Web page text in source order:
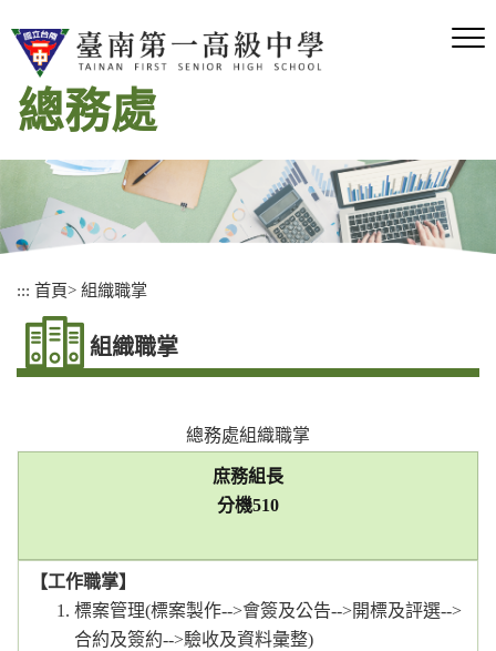
到
區
總務處
::: 首頁> 組織職掌
組織職掌
總務處組織職掌
庶務組長
分機510
【工作職掌】
標案管理(標案製作-->會簽及公告-->開標及評選-->
合約及簽約-->驗收及資料彙整)